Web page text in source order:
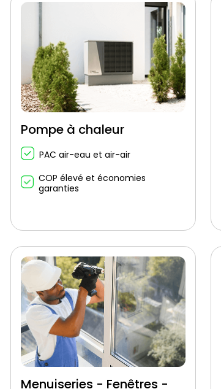
Pompe à chaleur
PAC air-eau et air-air
COP élevé et économies
garanties
Menuiseries - Fenêtres -